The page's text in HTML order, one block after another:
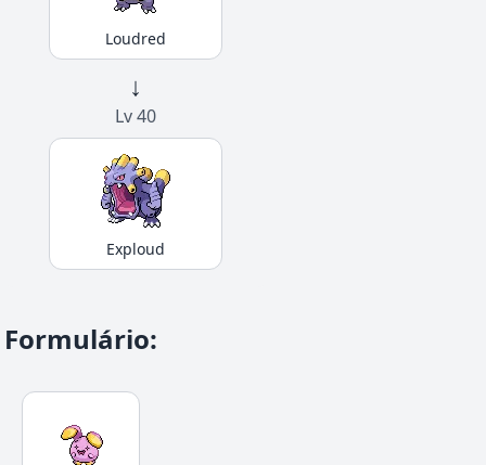
Loudred
↓
Lv 40
Exploud
Formulário: